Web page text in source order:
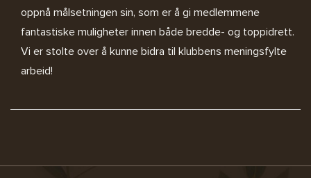
oppnå målsetningen sin, som er å gi medlemmene
fantastiske muligheter innen både bredde- og toppidrett.
Vi er stolte over å kunne bidra til klubbens meningsfylte
arbeid!